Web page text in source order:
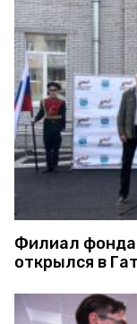
Филиал
открылся в